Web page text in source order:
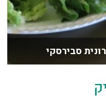
סבירסקי